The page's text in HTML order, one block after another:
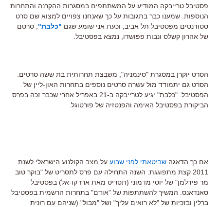
פסטיבל טרייבקה המודיע על המשתתפים במסגרות ההקרנה והתחרות
הנוספות. שמענו כבר בתגובות על כך שאנחנו צפויים למצוא שם סרט
סטודנטים מפסטיבל תל אביב, וכעת אני שומע שגם "כלבת" , סרטם
של אהרון קשלס ונבות פפושדו, נמצא בפסטיבל.
הסרט יוקרן במסגרת "סינמניה", משבצת תחרותית בת ששה סרטים.
הסרט גם יתמודד מול עשרה סרטים נוספים בתחרות האון-ליין של
הפסטיבל. "כלבת" יגיע לטרייבקה ב-21 באפריל אחרי שכבר זכה בפרס
הביקורת בפסטיבל האימה והפנטזיה של פורטוגל.
אם כך הדאגה שביטאתי לפני שבוע על מצב הקולנוע הישראלי לשנת
2011 קצת מתפוגגת. השנה התחילה עם פרס לתסריט של "בוקר טוב
מר פידלמן" של יוסי מדמוני (תסריט מאת ארז קו-אל) בפסטיבל
סאנדאנס. המשיך להשתתפות של "אודם" בתחרות הרשמית בפסטיבל
ברלין ובזכיות של "לא רואים עליך" ושל "מבול" (שניהם עם רונית